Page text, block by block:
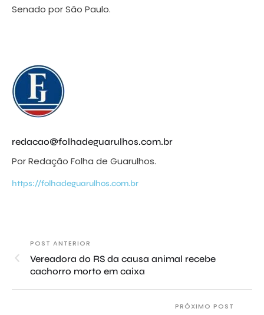
Senado por São Paulo.
redacao@folhadeguarulhos.com.br
Por Redação Folha de Guarulhos.
https://folhadeguarulhos.com.br
POST ANTERIOR
Vereadora do RS da causa animal recebe
cachorro morto em caixa
PRÓXIMO POST